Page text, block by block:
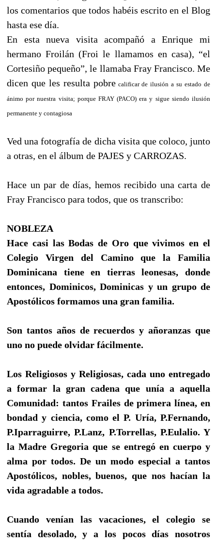
los comentarios que todos habéis escrito en el Blog
hasta ese día.
En esta nueva visita acompañó a Enrique mi
hermano Froilán (Froi le llamamos en casa), “el
Cortesiño pequeño”, le llamaba Fray Francisco. Me
dicen que les resulta pobrecalificar de ilusión a su estado de
ánimo por nuestra visita; porque FRAY (PACO) era y sigue siendo ilusión
permanente y contagiosa
Ved una fotografía de dicha visita que coloco, junto
a otras, en el álbum de PAJES y CARROZAS.
Hace un par de días, hemos recibido una carta de
Fray Francisco para todos, que os transcribo:
NOBLEZA
Hace casi las Bodas de Oro que vivimos en el
Colegio Virgen del Camino que la Familia
Dominicana tiene en tierras leonesas, donde
entonces, Dominicos, Dominicas y un grupo de
Apostólicos formamos una gran familia.
Son tantos años de recuerdos y añoranzas que
uno no puede olvidar fácilmente.
Los Religiosos y Religiosas, cada uno entregado
a formar la gran cadena que unía a aquella
Comunidad: tantos Frailes de primera línea, en
bondad y ciencia, como el P. Uría, P.Fernando,
P.Iparraguirre, P.Lanz, P.Torrellas, P.Eulalio. Y
la Madre Gregoria que se entregó en cuerpo y
alma por todos. De un modo especial a tantos
Apostólicos, nobles, buenos, que nos hacían la
vida agradable a todos.
Cuando venían las vacaciones, el colegio se
sentía desolado, y a los pocos días nosotros